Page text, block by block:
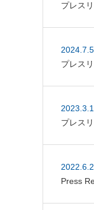
プレス
2024.7.5
プレス
プレス
Press